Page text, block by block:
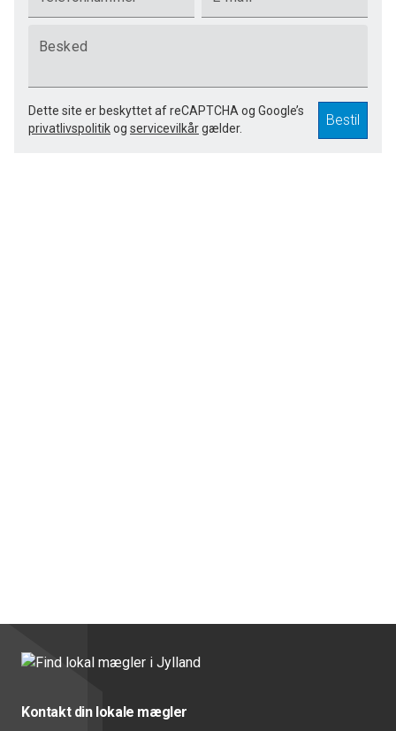
Besked
Dette site er beskyttet af reCAPTCHA og Google’s
privatlivspolitikog servicevilkårgælder. Bestil
Kontakt din lokale mægler